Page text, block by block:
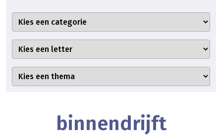
binnendrijft